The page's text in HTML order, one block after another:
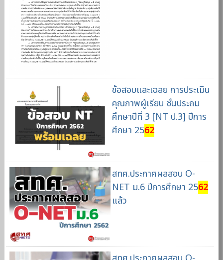
ข้อสอบและเฉลย การประเมิน
คุณภาพผู้เรียน ชั้นประถม
ศึกษาปีที่ 3 [NT ป.3] ปีการ
ศึกษา 2562
สทศ.ประกาศผลสอบ O-
NET ม.6 ปีการศึกษา 2562
แล้ว